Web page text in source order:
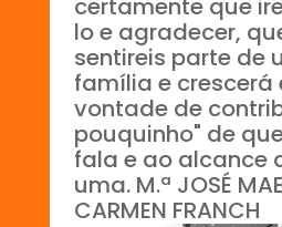
certamente que
lo e agradecer,
sentireis parte de
família e crescerá
vontade de
pouquinho" de
fala e ao alcance
uma. M.ª JOSÉ
CARMEN FRANCH